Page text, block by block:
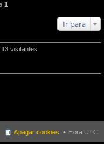
1
Ir para
visitantes
Hora UTC
Apagar cookies